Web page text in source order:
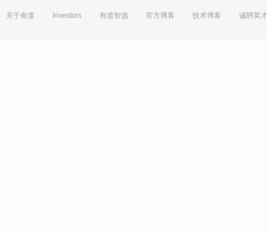
关于有道 Investors 有道智选 官方博客 技术博客 诚聘英才